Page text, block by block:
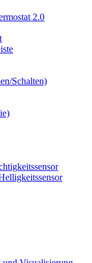
2.0
Schalten)